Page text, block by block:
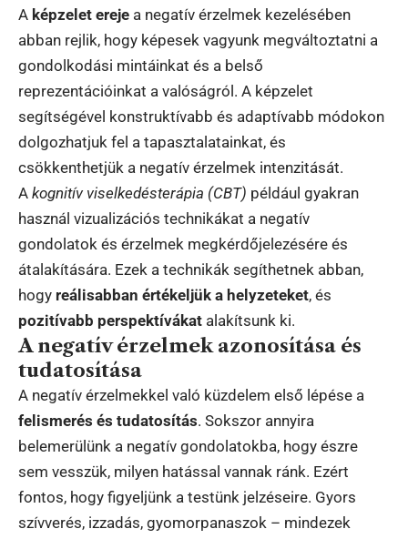
A képzelet ereje a negatív érzelmek kezelésében
abban rejlik, hogy képesek vagyunk megváltoztatni a
gondolkodási mintáinkat és a belső
reprezentációinkat a valóságról. A képzelet
segítségével konstruktívabb és adaptívabb módokon
dolgozhatjuk fel a tapasztalatainkat, és
csökkenthetjük a negatív érzelmek intenzitását.
A kognitív viselkedésterápia (CBT) például gyakran
használ vizualizációs technikákat a negatív
gondolatok és érzelmek megkérdőjelezésére és
átalakítására. Ezek a technikák segíthetnek abban,
hogy reálisabban értékeljük a helyzeteket, és
pozitívabb perspektívákat alakítsunk ki.
A negatív érzelmek azonosítása és
tudatosítása
A negatív érzelmekkel való küzdelem első lépése a
felismerés és tudatosítás. Sokszor annyira
belemerülünk a negatív gondolatokba, hogy észre
sem vesszük, milyen hatással vannak ránk. Ezért
fontos, hogy figyeljünk a testünk jelzéseire. Gyors
szívverés, izzadás, gyomorpanaszok – mindezek